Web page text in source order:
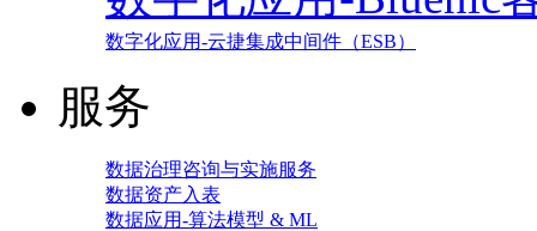
数字化应用-云捷集成中间件（ESB）
服务
数据治理咨询与实施服务
数据资产入表
数据应用-算法模型 & ML